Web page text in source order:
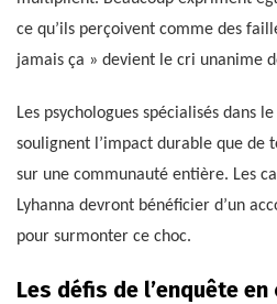
ce qu’ils perçoivent comme des
jamais ça » devient le cri unanime
Les psychologues spécialisés dans
soulignent l’impact durable que de
sur une communauté entière. Les
Lyhanna devront bénéficier d’un
pour surmonter ce choc.
Les défis de l’enquête en